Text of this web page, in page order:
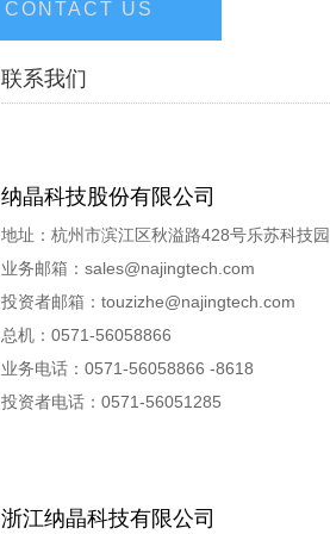
CONTACT US
联系我们
纳晶科技股份有限公司
地址：杭州市滨江区秋溢路428号乐苏科技
业务邮箱：sales@najingtech.com
投资者邮箱：touzizhe@najingtech.com
总机：0571-56058866
业务电话：0571-56058866 -8618
投资者电话：0571-56051285
浙江纳晶科技有限公司